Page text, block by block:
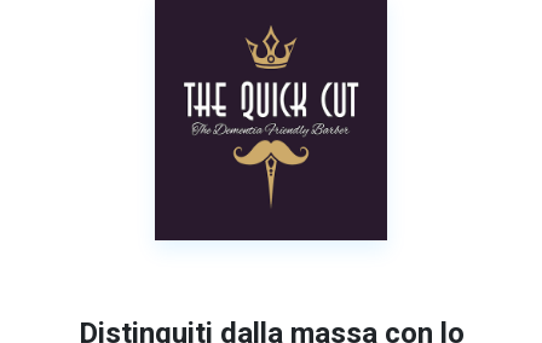
Distinguiti dalla massa con lo